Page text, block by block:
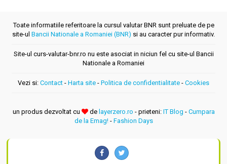
Toate informatiile referitoare la cursul valutar BNR sunt preluate de pe
site-ul Bancii Nationale a Romaniei (BNR) si au caracter pur informativ.
Site-ul curs-valutar-bnr.ro nu este asociat in niciun fel cu site-ul Bancii
Nationale a Romaniei
Vezi si: Contact - Harta site - Politica de confidentialitate - Cookies
un produs dezvoltat cu de layerzero.ro - prieteni: IT Blog - Cumpara
de la Emag!- Fashion Days